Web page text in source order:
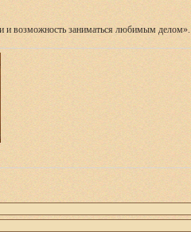
и возможность заниматься любимым делом».